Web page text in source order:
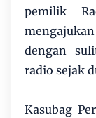
pemilik
dengan
radio sejak
Kasubag